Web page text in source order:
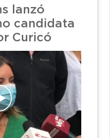
lanzó
candidata
Curicó